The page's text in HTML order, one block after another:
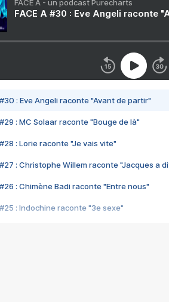
FACE A - un podcast Purecharts
FACE A #30 : Eve Angeli raconte
#30 : Eve Angeli raconte "Avant de partir"
#29 : MC Solaar raconte "Bouge de là"
#28 : Lorie raconte "Je vais vite"
#27 : Christophe Willem raconte "Jacques a
#26 : Chimène Badi raconte "Entre nous"
#25 : Indochine raconte "3e sexe"